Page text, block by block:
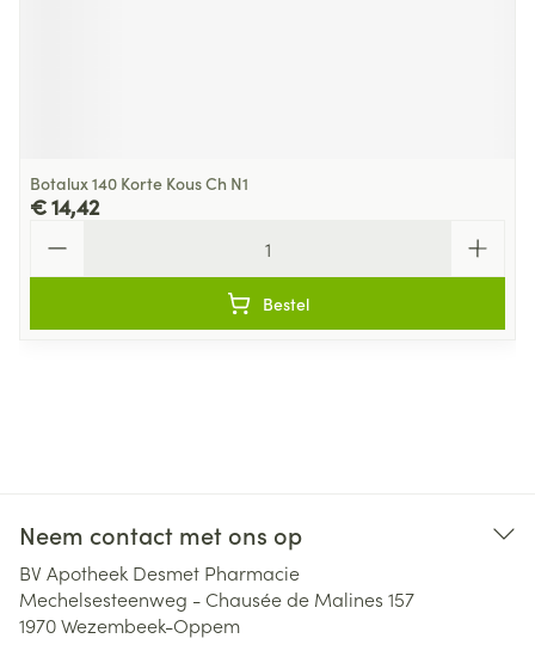
Botalux 140 Korte Kous Ch N1
€ 14,42
Bestel
Neem contact met ons op
BV Apotheek Desmet Pharmacie
Mechelsesteenweg - Chausée de Malines 157
1970Wezembeek-Oppem